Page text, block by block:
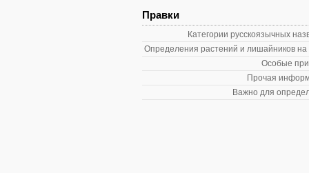
Правки
Категории русскоязычных
Определения растений и лишайников
Особые
Прочая
Важно для